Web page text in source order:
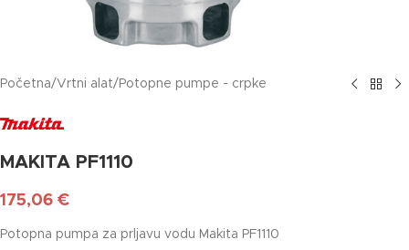
Početna/Vrtni alat/ Potopne pumpe - crpke
MAKITA PF1110
175,06 €
Potopna pumpa za prljavu vodu Makita PF1110